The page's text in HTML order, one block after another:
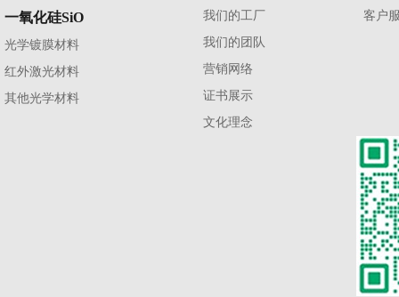
一氧化硅SiO
光学镀膜材料
红外激光材料
其他光学材料
我们的工厂
我们的团队
营销网络
证书展示
文化理念
客户